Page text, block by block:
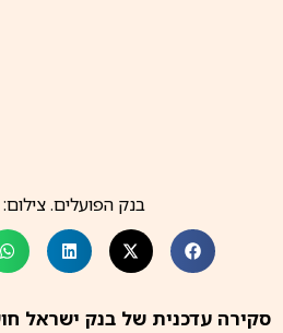
בנק הפועלים.
סקירה עדכנית של בנק ישראל